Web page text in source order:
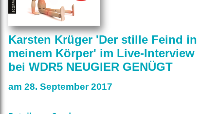
Karsten Krüger 'Der stille Feind in
meinem Körper' im Live-Interview
bei WDR5 NEUGIER GENÜGT
am 28. September 2017